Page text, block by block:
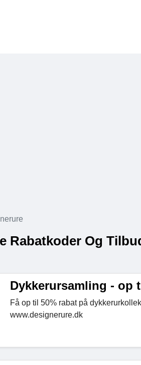
Rabatkoder Og
Dykkerursamling - op
Få op til 50% rabat på
www.designerure.dk